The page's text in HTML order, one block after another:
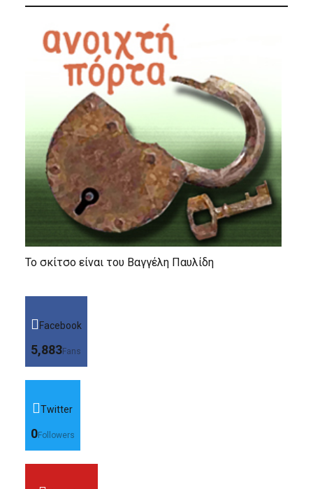
Το σκίτσο είναι του Βαγγέλη Παυλίδη
Facebook
5,883Fans
Twitter
0Followers